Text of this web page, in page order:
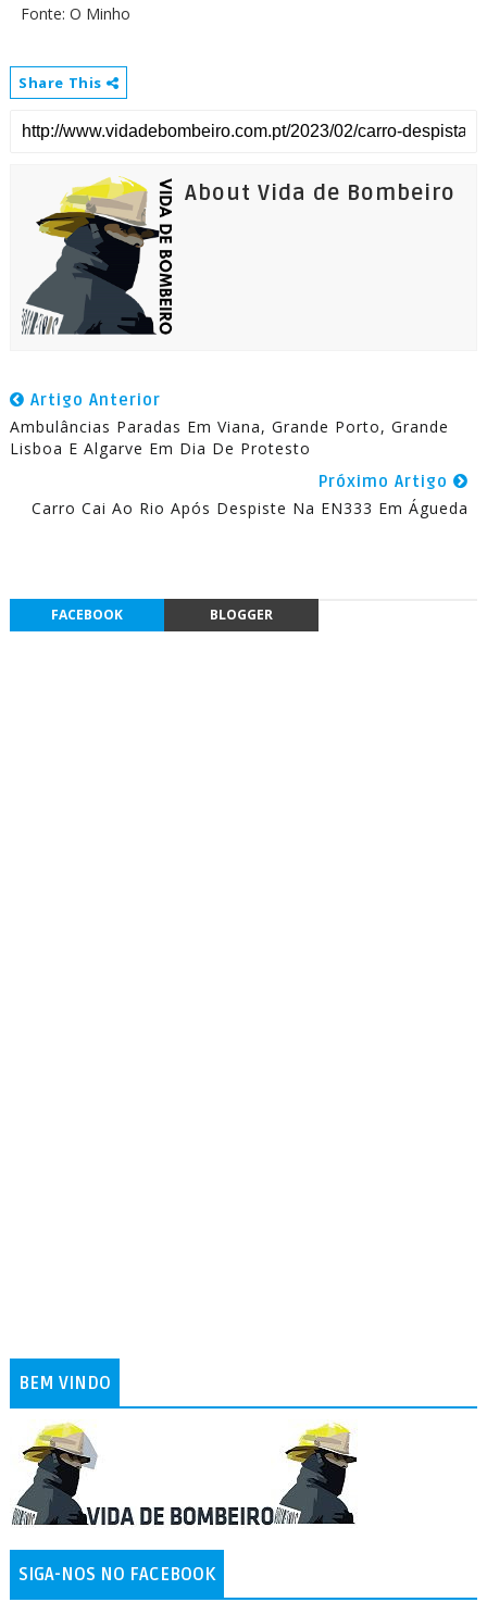
Fonte: O Minho
Share This
About Vida de Bombeiro
Artigo Anterior
Ambulâncias Paradas Em Viana, Grande Porto, Grande
Lisboa E Algarve Em Dia De Protesto
Próximo Artigo
Carro Cai Ao Rio Após Despiste Na EN333 Em Águeda
FACEBOOK BLOGGER
BEM VINDO
SIGA-NOS NO FACEBOOK